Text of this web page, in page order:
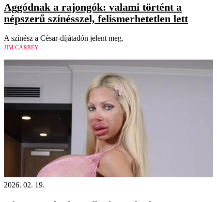
Aggódnak a rajongók: valami történt a
népszerű színésszel, felismerhetetlen lett
A színész a César-díjátadón jelent meg.
JIM CARREY
2026. 02. 19.